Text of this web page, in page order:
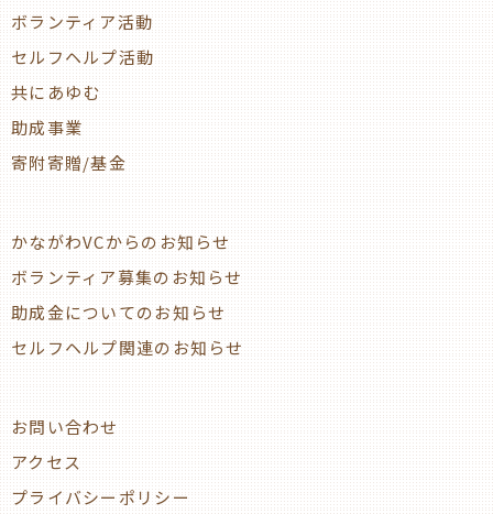
ボランティア活動
セルフヘルプ活動
共にあゆむ
助成事業
寄附寄贈/基金
かながわVCからのお知らせ
ボランティア募集のお知らせ
助成金についてのお知らせ
セルフヘルプ関連のお知らせ
お問い合わせ
アクセス
プライバシーポリシー